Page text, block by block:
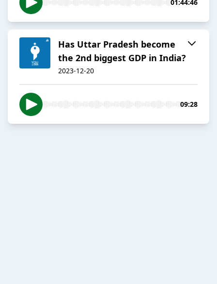
01:44:46
Has Uttar Pradesh become
the 2nd biggest GDP in India?
2023-12-20
09:28